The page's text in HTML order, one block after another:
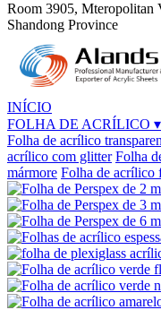
Room 3905, Mteropolitan
Shandong Province
INÍCIO
FOLHA DE ACRÍLICO ▾
Folha de acrílico
acrílico com glitter Folha
mármore Folha de acrílico